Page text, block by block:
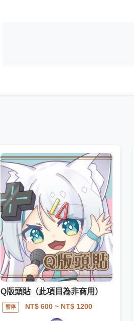
Q版頭貼（此項目為非商用）
暫停 NT$ 600~ NT$ 1200